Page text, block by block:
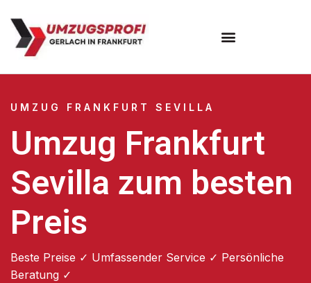
UMZUG FRANKFURT SEVILLA
Umzug Frankfurt
Sevilla zum besten
Preis
Beste Preise ✓ Umfassender Service ✓ Persönliche
Beratung ✓